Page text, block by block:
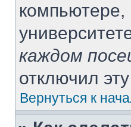
компьютере,
каждом
отключил
Вернуться к